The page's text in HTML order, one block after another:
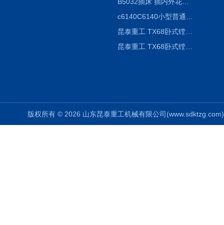
昆泰重工 TX68卧式镗床 镗孔机 镗缸机
昆泰重工 TX68卧式镗床 镗孔机 镗缸机 单柱
版权所有 © 2026 山东昆泰重工机械有限公司